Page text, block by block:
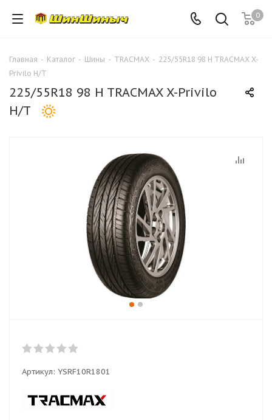
0
Главная - Каталог - Шины - TRACMAX - 225/55R18 98 H TRACMAX X-
Privilo H/T
225/55R18 98 H TRACMAX X-Privilo
H/T
Артикул: YSRF10R1801